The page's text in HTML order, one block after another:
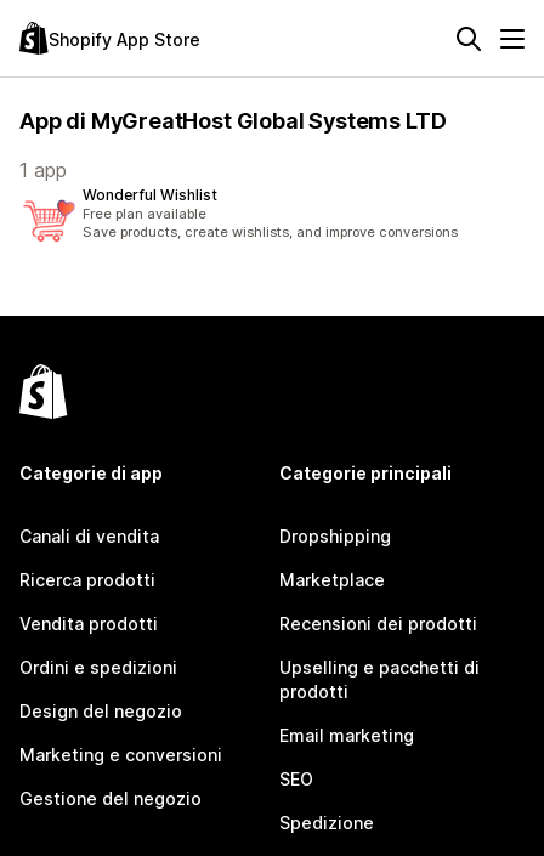
Shopify App Store
App di MyGreatHost Global Systems LTD
1 app
Wonderful Wishlist
Free plan available
Save products, create wishlists, and improve conversions
Categorie di app
Canali di vendita
Ricerca prodotti
Vendita prodotti
Ordini e spedizioni
Design del negozio
Marketing e conversioni
Gestione del negozio
Categorie principali
Dropshipping
Marketplace
Recensioni dei prodotti
Upselling e pacchetti di
prodotti
Email marketing
SEO
Spedizione